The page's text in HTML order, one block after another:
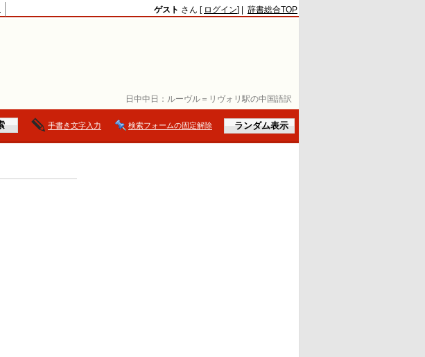
日中中日： ルーヴル＝リヴォリ駅の中国語訳
ゲスト さん [ ログイン] | 辞書総合TOP
手書き文字入力 検索フォームの固定解除